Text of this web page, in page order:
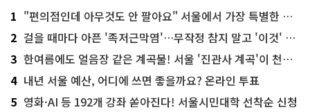
1 "편의점인데 아무것도 안 팔아요" 서울에서 가장 특별한 편의점의 정체
2 걸을 때마다 아픈 '족저근막염'…무작정 참지 말고 '이것' 해보세요!
3 한여름에도 얼음장 같은 계곡물! 서울 '진관사 계곡'이 천국이네~
4 내년 서울 예산, 어디에 쓰면 좋을까요? 온라인 투표
5 영화·AI 등 192개 강좌 쏟아진다! 서울시민대학 선착순 신청